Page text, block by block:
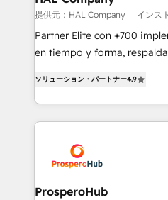
autonomy. Get to grips with
guided implementation and
the CRM platform into your
marketing strategy? We'll
to your needs and sales
Accreditations. Based in
services are offered in both
提供元：HAL Company インス
Partner Elite con +700
en tiempo y forma,
Certified Trainers avalados
Acompañamos a las
crecimiento integrando
reales. Nos caracterizamos
técnica con una mirada
ソリューション・パートナー4.9
ProsperoHub